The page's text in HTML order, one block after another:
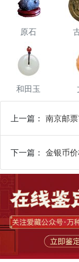
原石
和田玉
上一篇： 南京邮
下一篇： 金银币